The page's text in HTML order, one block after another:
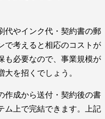
代やインク代・契約書の郵
で考えると相応のコストが
も必要なので、事業規模が
を招くでしょう。
作成から送付・契約後の書
ム上で完結できます。上記